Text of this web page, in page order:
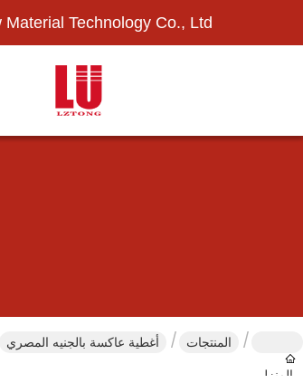
Technology Co., Ltd.
المنزل
المنتجات أغطية عاكسة بالجنيه المصري